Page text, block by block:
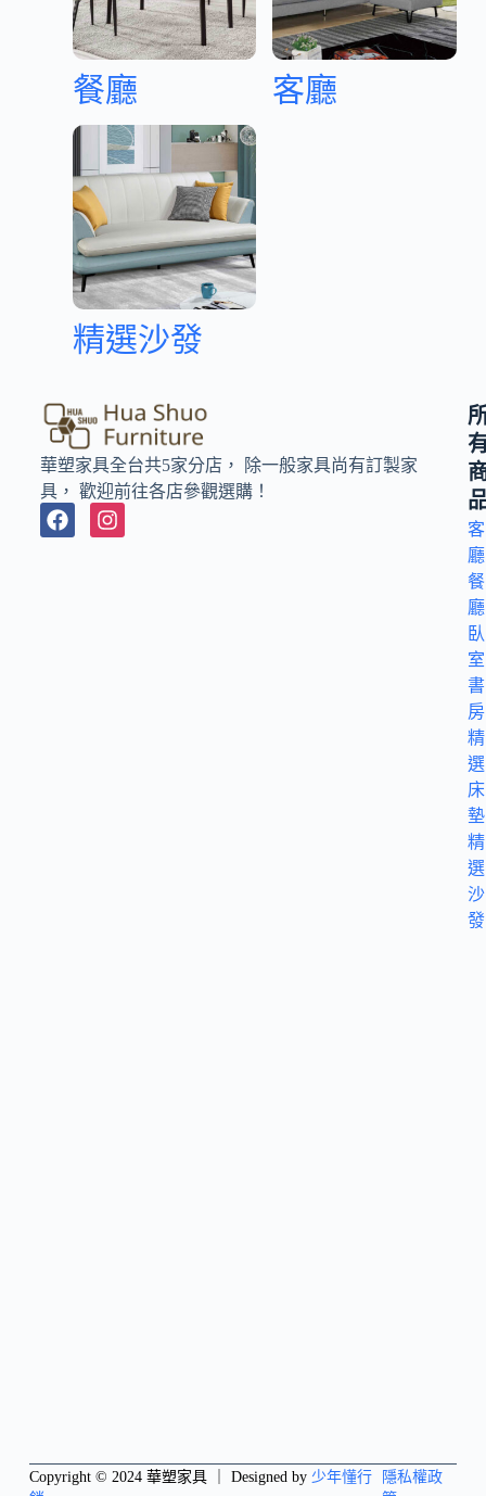
餐廳 客廳
精選沙發
華塑家具全台共5家分店， 除一般家具尚有訂製家
具， 歡迎前往各店參觀選購！
客
廳
餐
廳
臥
室
書
房
精
選
床
墊
精
選
沙
發
Copyright © 2024 華塑家具 ｜ Designed by 少年懂行
隱私權政